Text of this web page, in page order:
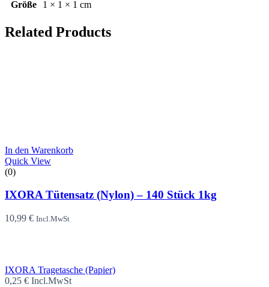
Größe 1 × 1 × 1 cm
Related Products
In den Warenkorb
Quick View
(0)
IXORA Tütensatz (Nylon) – 140 Stück 1kg
10,99 € Incl.MwSt
IXORA Tragetasche (Papier)
0,25 € Incl.MwSt